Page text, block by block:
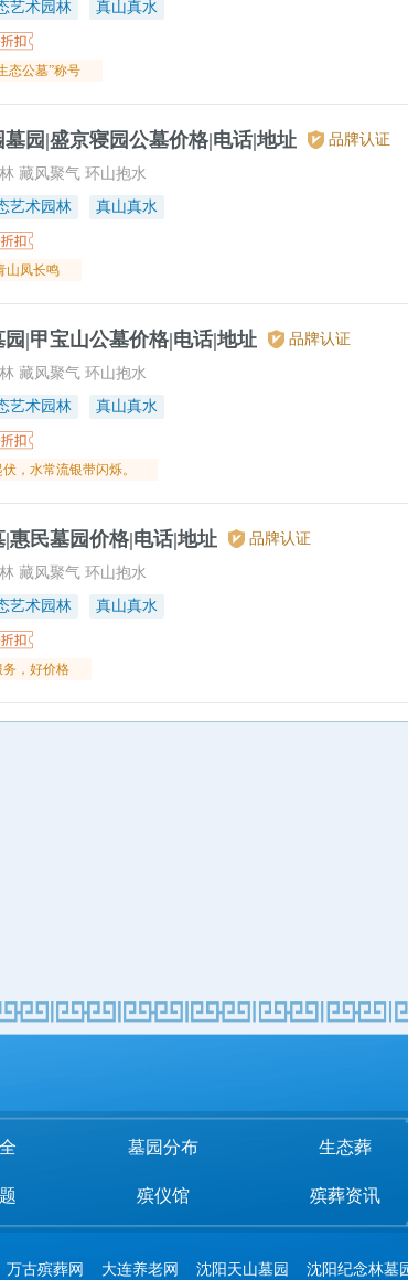
艺术园林 真山真水
态公墓”称号
园|盛京寝园公墓价格|电话|地址 品牌认证
藏风聚气 环山抱水
艺术园林 真山真水
山凤长鸣
|甲宝山公墓价格|电话|地址 品牌认证
藏风聚气 环山抱水
艺术园林 真山真水
，水常流银带闪烁。
惠民墓园价格|电话|地址 品牌认证
藏风聚气 环山抱水
艺术园林 真山真水
，好价格
墓园分布 生态葬
殡仪馆 殡葬资讯
万古殡葬网 大连养老网 沈阳天山墓园 沈阳纪念林墓